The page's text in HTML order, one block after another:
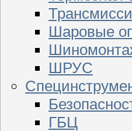
Шаровые
ШРУС
ГБЦ